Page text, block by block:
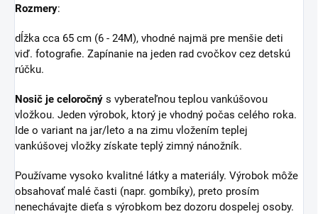
Rozmery:
dĺžka cca 65 cm (6 - 24M), vhodné najmä pre menšie deti
viď. fotografie. Zapínanie na jeden rad cvočkov cez detskú
rúčku.
Nosič je celoročný s vyberateľnou teplou vankúšovou
vložkou. Jeden výrobok, ktorý je vhodný počas celého roka.
Ide o variant na jar/leto a na zimu vložením teplej
vankúšovej vložky získate teplý zimný nánožník.
Používame vysoko kvalitné látky a materiály. Výrobok môže
obsahovať malé časti (napr. gombíky), preto prosím
nenechávajte dieťa s výrobkom bez dozoru dospelej osoby.